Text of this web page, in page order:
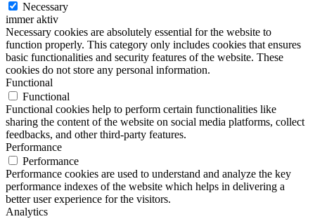
Necessary
immer aktiv
Necessary cookies are absolutely essential for the website to
function properly. This category only includes cookies that ensures
basic functionalities and security features of the website. These
cookies do not store any personal information.
Functional
Functional
Functional cookies help to perform certain functionalities like
sharing the content of the website on social media platforms, collect
feedbacks, and other third-party features.
Performance
Performance
Performance cookies are used to understand and analyze the key
performance indexes of the website which helps in delivering a
better user experience for the visitors.
Analytics